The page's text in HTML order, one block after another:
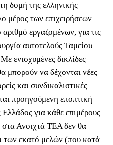
δομή της ελληνικής
μέρος των επιχειρήσεων
αριθμό εργαζομένων, για τις
αυτοτελούς Ταμείου
ενισχυμένες δικλίδες
μπορούν να δέχονται νέες
και συνδικαλιστικές
προηγούμενη εποπτική
για κάθε επιμέρους
Ανοιχτά ΤΕΑ δεν θα
των εκατό μελών (που κατά